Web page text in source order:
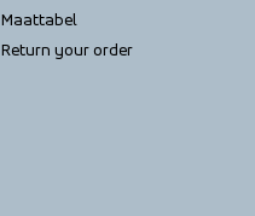
Maattabel
Return your order